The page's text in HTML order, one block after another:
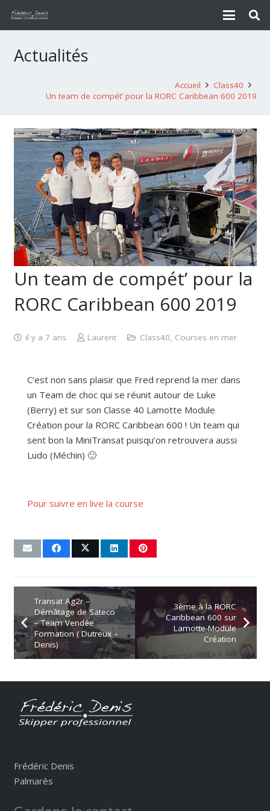
Actualités
Accueil
Class40
Un team de compét’ pour la RORC Caribbean 600 2019
Un team de compét’ pour la
RORC Caribbean 600 2019
il y a 7 ans Laurent Class40, Courses en mer
C’est non sans plaisir que Fred reprend la mer dans
un Team de choc qui se réunit autour de Luke
(Berry) et sur son Classe 40 Lamotte Module
Création pour la RORC Caribbean 600 ! Un team qui
sent bon la MiniTransat puisqu’on retrouvera aussi
Ludo (Méchin) 🙂
Pour suivre en live la course
Transat Ag2r –
Démâtage de Sateco
– Team Vendée
Formation ( Dutreux –
Denis)
3ème à la RORC
Caribbean 600 sur
Lamotte-Module
Création
Frédéric Denis
Palmarès